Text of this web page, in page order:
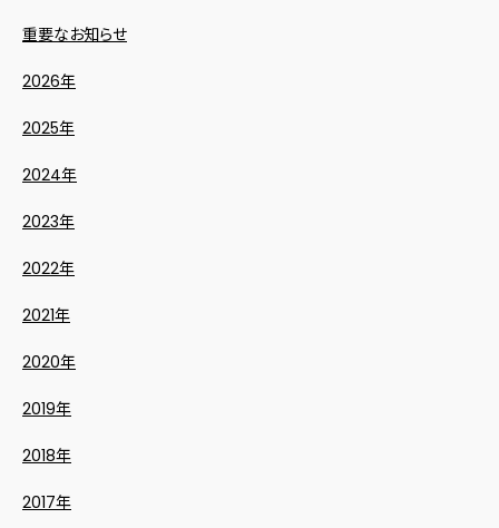
重要なお知らせ
2026年
2025年
2024年
2023年
2022年
2021年
2020年
2019年
2018年
2017年